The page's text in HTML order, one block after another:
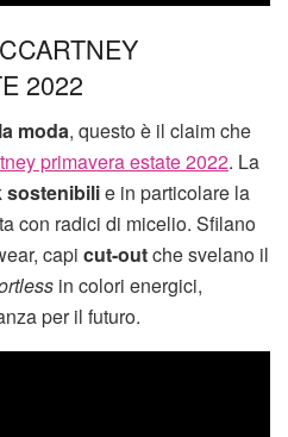
2022
moda, questo è il claim che
primavera estate 2022. La
sostenibilie in particolare la
con radici di micelio. Sfilano
capi cut-outche svelano il
in colori energici,
per il futuro.